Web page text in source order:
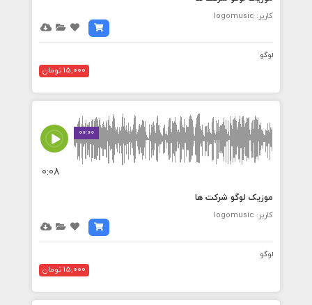
کاربر: logomusic
لوگو
15,000 تومان
00:00
0:08
موزیک لوگو شرکت ها
کاربر: logomusic
لوگو
15,000 تومان